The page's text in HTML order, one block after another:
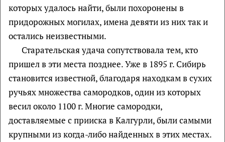
которых удалось найти, были похоронены в
придорожных могилах, имена девяти из них так и
остались неизвестными.
Старательская удача сопутствовала тем, кто
пришел в эти места позднее. Уже в 1895 г. Сибирь
становится известной, благодаря находкам в сухих
ручьях множества самородков, один из которых
весил около 1100 г. Многие самородки,
доставляемые с прииска в Калгурли, были самыми
крупными из когда-либо найденных в этих местах.